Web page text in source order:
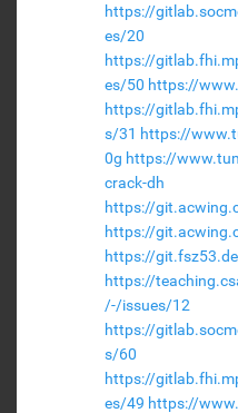
https://
es/20
https://
es/50 https://
https://
s/31 https://
0g https://
crack-dh
https://
https://
https://
https://
/-/issues/12
https://
s/60
https://
es/49 https://